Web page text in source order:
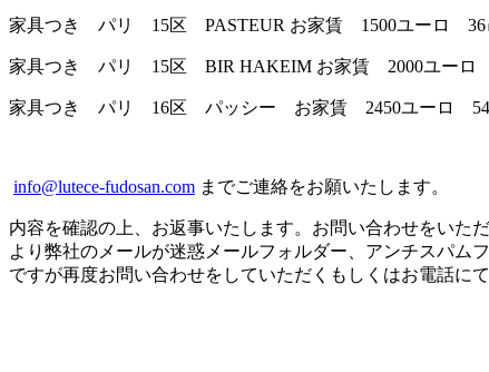
家具つき パリ 15区 PASTEUR お家賃 1500ユーロ 36
家具つき パリ 15区 BIR HAKEIM お家賃 2000ユーロ
家具つき パリ 16区 パッシー お家賃 2450ユーロ 54
info@lutece-fudosan.com までご連絡をお願いたします。
内容を確認の上、お返事いたします。お問い合わせをいた
より弊社のメールが迷惑メールフォルダー、アンチスパム
ですが再度お問い合わせをしていただくもしくはお電話に